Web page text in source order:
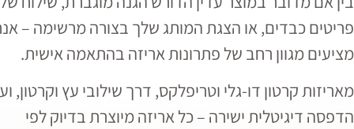
פריטים כבדים, או הצגת המותג שלך בצורה מרשימה –
מציעים מגוון רחב של פתרונות אריזה בהתאמה אישית.
מאריזות קרטון דו-גלי וטריפלקס, דרך שילובי עץ וקרטון,
הדפסה דיגיטלית ישירה – כל אריזה מיוצרת בדיוק לפי